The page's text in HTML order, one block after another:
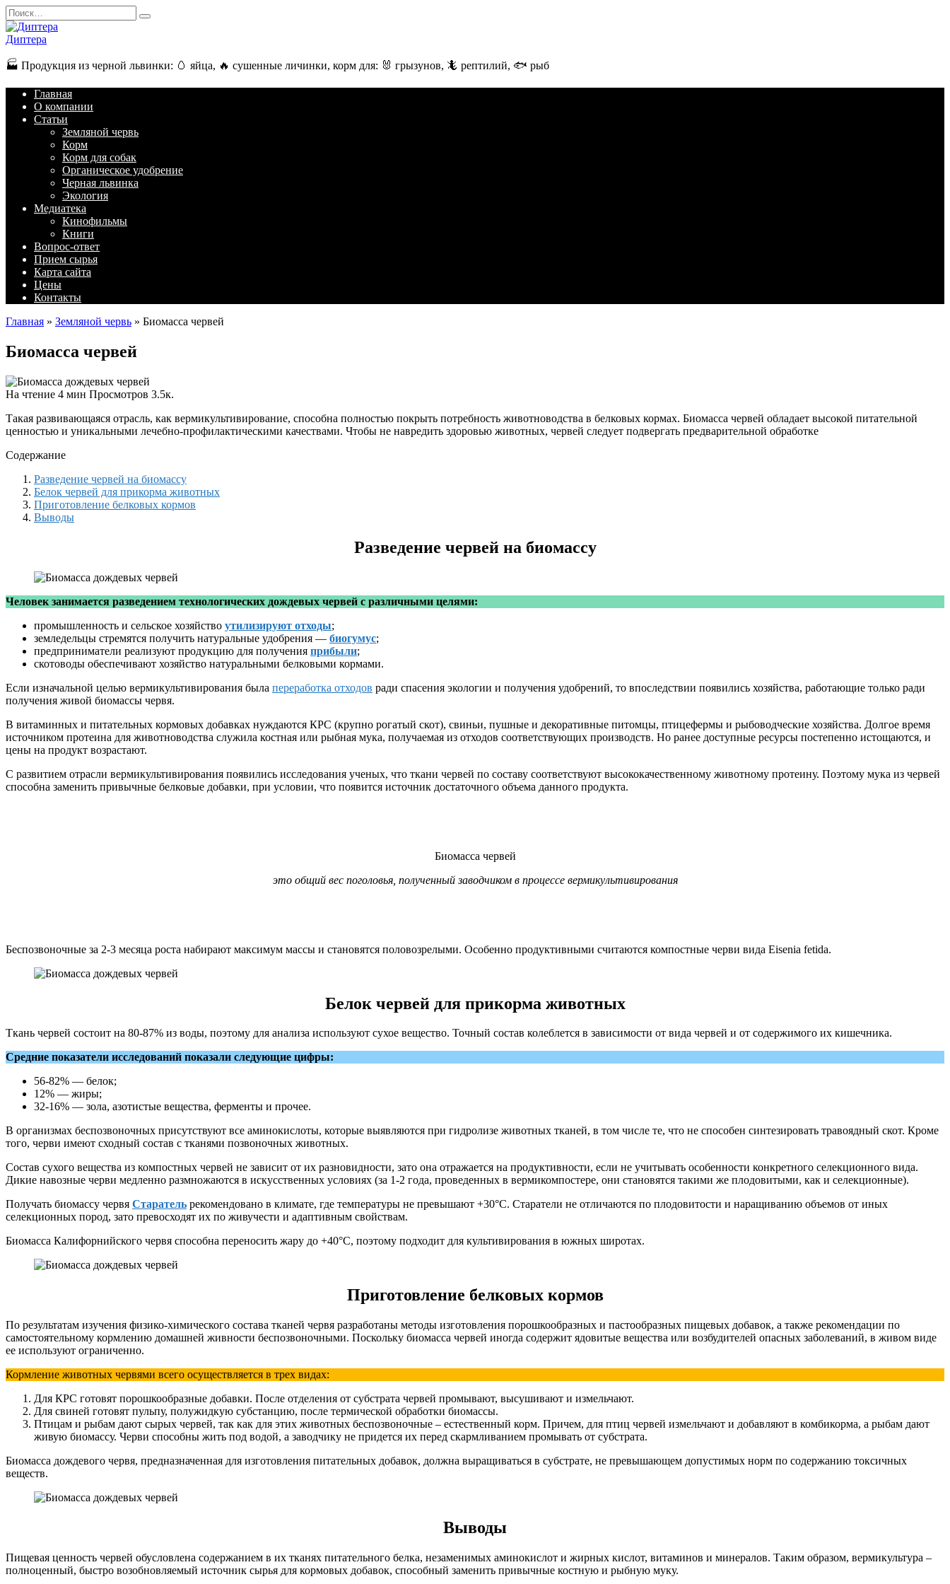
Перейти
к
содержанию
Search
for:
Диптера
🏭️ Продукция из черной львинки: 🥚 яйца, 🔥 сушенные личинки, корм для: 🐰 грызунов, 🦎 рептилий, 🐟 рыб
Главная
О компании
Статьи
Земляной червь
Корм
Корм для собак
Органическое удобрение
Черная львинка
Экология
Медиатека
Кинофильмы
Книги
Вопрос-ответ
Прием сырья
Карта сайта
Цены
Контакты
Главная » Земляной червь » Биомасса червей
Биомасса червей
На чтение 4 мин Просмотров 3.5к.
Такая развивающаяся отрасль, как вермикультивирование, способна полностью покрыть потребность животноводства в белковых кормах. Биомасса червей обладает высокой питательной
ценностью и уникальными лечебно-профилактическими качествами. Чтобы не навредить здоровью животных, червей следует подвергать предварительной обработке
Содержание
Разведение червей на биомассу
Белок червей для прикорма животных
Приготовление белковых кормов
Выводы
Разведение червей на биомассу
Человек занимается разведением технологических дождевых червей с различными целями:
промышленность и сельское хозяйство утилизируют отходы;
земледельцы стремятся получить натуральные удобрения — биогумус;
предприниматели реализуют продукцию для получения прибыли;
скотоводы обеспечивают хозяйство натуральными белковыми кормами.
Если изначальной целью вермикультивирования была переработка отходов ради спасения экологии и получения удобрений, то впоследствии появились хозяйства, работающие только ради
получения живой биомассы червя.
В витаминных и питательных кормовых добавках нуждаются КРС (крупно рогатый скот), свиньи, пушные и декоративные питомцы, птицефермы и рыбоводческие хозяйства. Долгое время
источником протеина для животноводства служила костная или рыбная мука, получаемая из отходов соответствующих производств. Но ранее доступные ресурсы постепенно истощаются, и
цены на продукт возрастают.
С развитием отрасли вермикультивирования появились исследования ученых, что ткани червей по составу соответствуют высококачественному животному протеину. Поэтому мука из червей
способна заменить привычные белковые добавки, при условии, что появится источник достаточного объема данного продукта.
Биомасса червей
это общий вес поголовья, полученный заводчиком в процессе вермикультивирования
Беспозвоночные за 2-3 месяца роста набирают максимум массы и становятся половозрелыми. Особенно продуктивными считаются компостные черви вида Eisenia fetida.
Белок червей для прикорма животных
Ткань червей состоит на 80-87% из воды, поэтому для анализа используют сухое вещество. Точный состав колеблется в зависимости от вида червей и от содержимого их кишечника.
Средние показатели исследований показали следующие цифры:
56-82% — белок;
12% — жиры;
32-16% — зола, азотистые вещества, ферменты и прочее.
В организмах беспозвоночных присутствуют все аминокислоты, которые выявляются при гидролизе животных тканей, в том числе те, что не способен синтезировать травоядный скот. Кроме
того, черви имеют сходный состав с тканями позвоночных животных.
Состав сухого вещества из компостных червей не зависит от их разновидности, зато она отражается на продуктивности, если не учитывать особенности конкретного селекционного вида.
Дикие навозные черви медленно размножаются в искусственных условиях (за 1-2 года, проведенных в вермикомпостере, они становятся такими же плодовитыми, как и селекционные).
Получать биомассу червя Старатель рекомендовано в климате, где температуры не превышают +30°С. Старатели не отличаются по плодовитости и наращиванию объемов от иных
селекционных пород, зато превосходят их по живучести и адаптивным свойствам.
Биомасса Калифорнийского червя способна переносить жару до +40°С, поэтому подходит для культивирования в южных широтах.
Приготовление белковых кормов
По результатам изучения физико-химического состава тканей червя разработаны методы изготовления порошкообразных и пастообразных пищевых добавок, а также рекомендации по
самостоятельному кормлению домашней живности беспозвоночными. Поскольку биомасса червей иногда содержит ядовитые вещества или возбудителей опасных заболеваний, в живом виде
ее используют ограниченно.
Кормление животных червями всего осуществляется в трех видах:
Для КРС готовят порошкообразные добавки. После отделения от субстрата червей промывают, высушивают и измельчают.
Для свиней готовят пульпу, полужидкую субстанцию, после термической обработки биомассы.
Птицам и рыбам дают сырых червей, так как для этих животных беспозвоночные – естественный корм. Причем, для птиц червей измельчают и добавляют в комбикорма, а рыбам дают
живую биомассу. Черви способны жить под водой, а заводчику не придется их перед скармливанием промывать от субстрата.
Биомасса дождевого червя, предназначенная для изготовления питательных добавок, должна выращиваться в субстрате, не превышающем допустимых норм по содержанию токсичных
веществ.
Выводы
Пищевая ценность червей обусловлена содержанием в их тканях питательного белка, незаменимых аминокислот и жирных кислот, витаминов и минералов. Таким образом, вермикультура –
полноценный, быстро возобновляемый источник сырья для кормовых добавок, способный заменить привычные костную и рыбную муку.